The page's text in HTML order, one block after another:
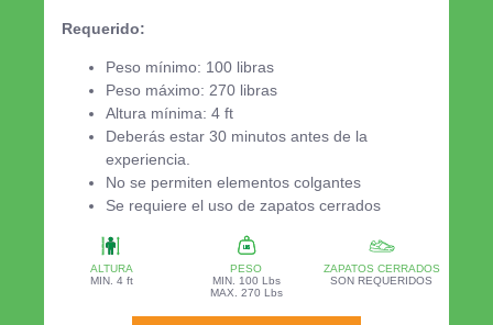
Requerido:
Peso mínimo: 100 libras
Peso máximo: 270 libras
Altura mínima: 4 ft
Deberás estar 30 minutos antes de la
experiencia.
No se permiten elementos colgantes
Se requiere el uso de zapatos cerrados
ALTURA
MIN. 4 ft
PESO
MIN. 100 Lbs
MAX. 270 Lbs
ZAPATOS CERRADOS
SON REQUERIDOS